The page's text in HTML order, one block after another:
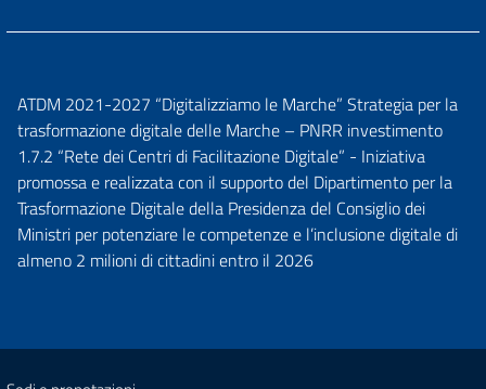
ATDM 2021-2027 “Digitalizziamo le Marche” Strategia per la
trasformazione digitale delle Marche – PNRR investimento
1.7.2 “Rete dei Centri di Facilitazione Digitale” - Iniziativa
promossa e realizzata con il supporto del Dipartimento per la
Trasformazione Digitale della Presidenza del Consiglio dei
Ministri per potenziare le competenze e l’inclusione digitale di
almeno 2 milioni di cittadini entro il 2026